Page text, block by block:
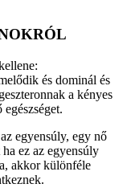
és dominál és
a kényes
egyensúly, egy nő
ez az egyensúly
akkor különféle